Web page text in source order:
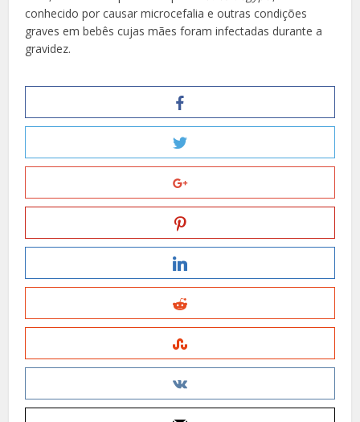
conhecido por causar microcefalia e outras condições
graves em bebês cujas mães foram infectadas durante a
gravidez.